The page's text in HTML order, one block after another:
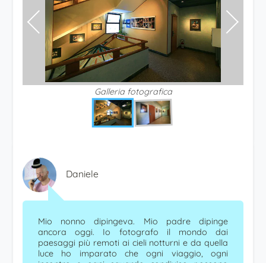
Galleria fotografica
Daniele
Mio nonno dipingeva. Mio padre dipinge
ancora oggi. Io fotografo il mondo dai
paesaggi più remoti ai cieli notturni e da quella
luce ho imparato che ogni viaggio, ogni